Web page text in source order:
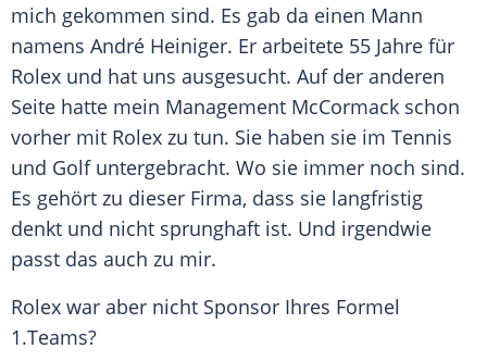
mich gekommen sind. Es gab da einen Mann
namens André Heiniger. Er arbeitete 55 Jahre für
Rolex und hat uns ausgesucht. Auf der anderen
Seite hatte mein Management McCormack schon
vorher mit Rolex zu tun. Sie haben sie im Tennis
und Golf untergebracht. Wo sie immer noch sind.
Es gehört zu dieser Firma, dass sie langfristig
denkt und nicht sprunghaft ist. Und irgendwie
passt das auch zu mir.
Rolex war aber nicht Sponsor Ihres Formel
1.Teams?